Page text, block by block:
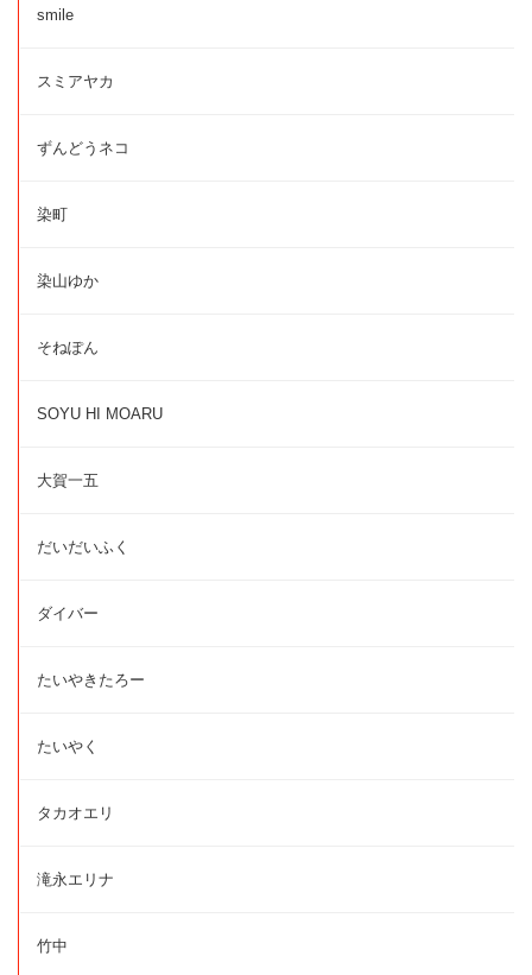
smile
スミアヤカ
ずんどうネコ
染町
染山ゆか
そねぽん
SOYU HI MOARU
大賀一五
だいだいふく
ダイバー
たいやきたろー
たいやく
タカオエリ
滝永エリナ
竹中